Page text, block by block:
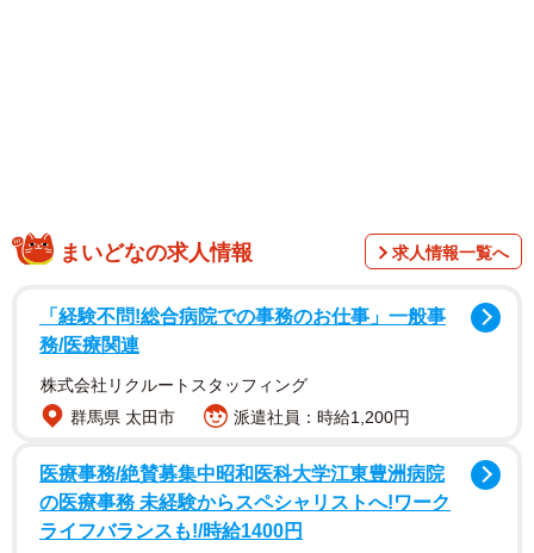
まいどなの求人情報 求人情報一覧へ
「経験不問!総合病院での事務のお仕事」一般事
務/医療関連
株式会社リクルートスタッフィング
群馬県 太田市
派遣社員：時給1,200円
医療事務/絶賛募集中昭和医科大学江東豊洲病院
の医療事務 未経験からスペシャリストへ!ワーク
ライフバランスも!/時給1400円